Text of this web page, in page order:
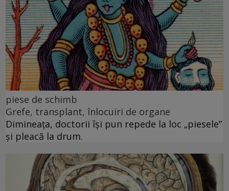
piese de schimb
Grefe, transplant, înlocuiri de organe
Dimineața, doctorii își pun repede la loc „piesele”
și pleacă la drum.